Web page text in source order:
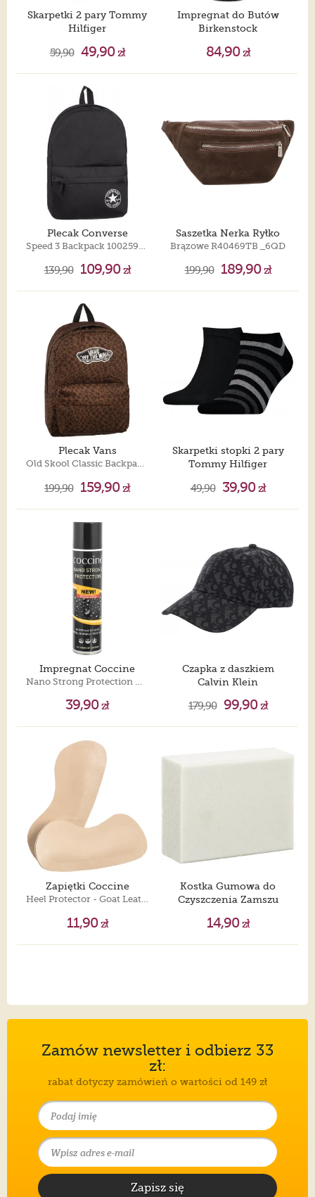
Skarpetki 2 pary Tommy
Hilfiger
59,90 49,90zł
Impregnat do Butów
Birkenstock
84,90zł
Plecak Converse
139,90 109,90zł
Saszetka Nerka Ryłko
Brązowe R40469TB _6QD
199,90 189,90zł
Plecak Vans
Old Skool Classic Backpack Dchshnd VN000H4Y7UG1
199,90 159,90zł
Skarpetki stopki 2 pary
Tommy Hilfiger
49,90 39,90zł
Impregnat Coccine
39,90zł
Czapka z daszkiem
Calvin Klein
179,90 99,90zł
Zapiętki Coccine
Heel Protector - Goat Leather & Latex Beige
11,90zł
Kostka Gumowa do
Czyszczenia Zamszu
14,90zł
Zamów newsletter i odbierz 33
zł:
rabat dotyczy zamówień o wartości od 149 zł
Zapisz się